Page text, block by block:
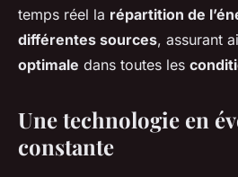
temps réel la répartition de
différentes sources, assurant
optimale dans toutes les
Une technologie en
constante